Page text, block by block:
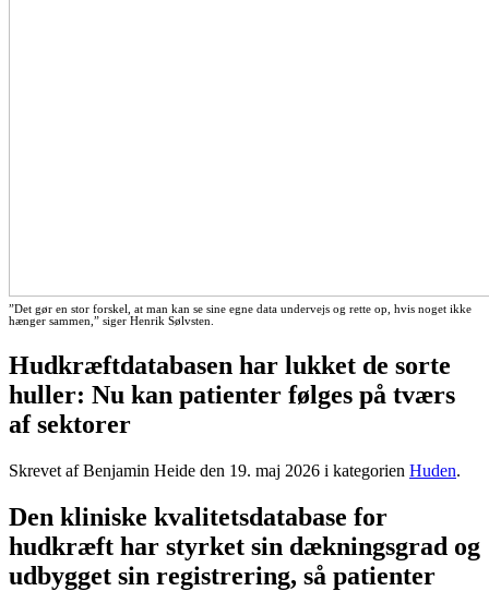
”Det gør en stor forskel, at man kan se sine egne data undervejs og rette op, hvis noget ikke
hænger sammen,” siger Henrik Sølvsten.
Hudkræftdatabasen har lukket de sorte
huller: Nu kan patienter følges på tværs
af sektorer
Skrevet af Benjamin Heide den 19. maj 2026 i kategorien Huden.
Den kliniske kvalitetsdatabase for
hudkræft har styrket sin dækningsgrad og
udbygget sin registrering, så patienter